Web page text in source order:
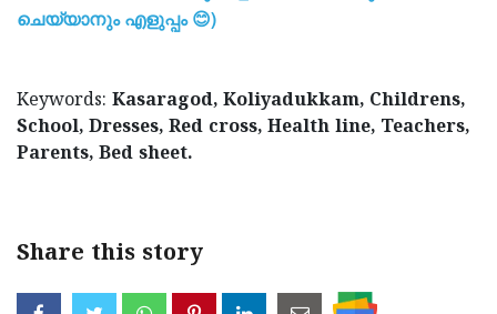
ചെയ്യാനും എളുപ്പം 😊)
Keywords: Kasaragod, Koliyadukkam, Childrens,
School, Dresses, Red cross, Health line, Teachers,
Parents, Bed sheet.
Share this story